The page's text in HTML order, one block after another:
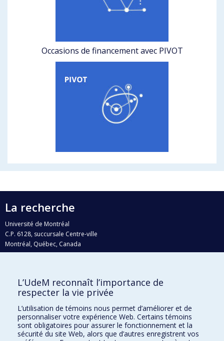
Occasions de financement avec PIVOT
La recherche
Université de Montréal
C.P. 6128, succursale Centre-ville
Montréal, Québec, Canada
H3C 3J7
Qui fait quoi?
Nous trouver
Plan du site
Accessibilité
L’UdeM reconnaît l’importance de
respecter la vie privée
L’utilisation de témoins nous permet d’améliorer et de
personnaliser votre expérience Web. Certains témoins
sont obligatoires pour assurer le fonctionnement et la
sécurité du site Web, alors que d’autres enregistrent vos